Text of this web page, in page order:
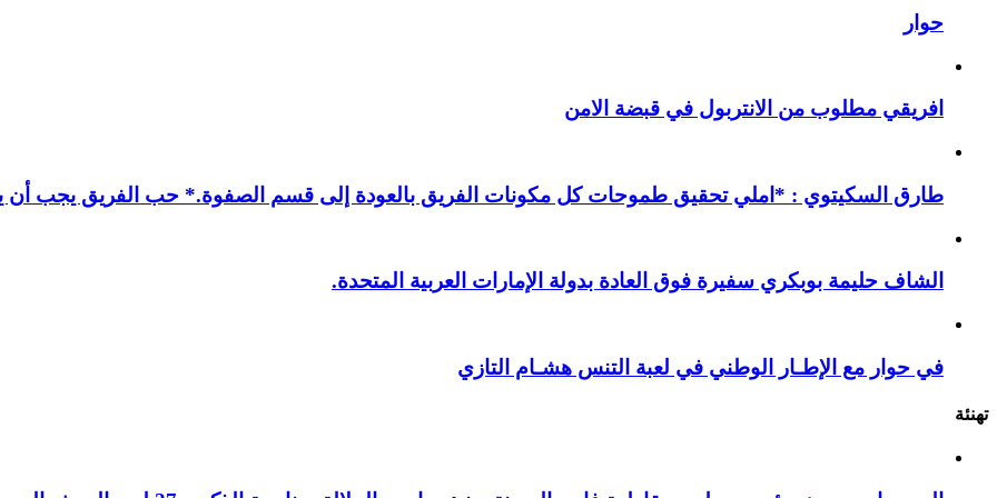
حوار
افريقي مطلوب من الانتربول في قبضة الامن
طارق السكيتوي : *املي تحقيق طموحات كل مكونات الفريق بالعودة إلى قسم الصفوة.* حب الفريق يجب أن
الشاف حليمة بوبكري سفيرة فوق العادة بدولة الإمارات العربية المتحدة.
في حوار مع الإطـار الوطني في لعبة التنس هشـام التازي
تهنئة